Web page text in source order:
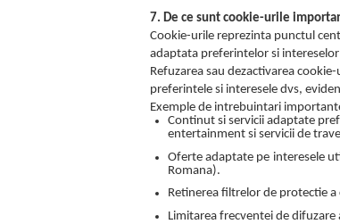
7. De ce sunt cookie-urile
Cookie-urile reprezinta punctul
adaptata preferintelor si
Refuzarea sau dezactivarea
preferintele si interesele dvs,
Exemple de intrebuintari
Continut si servicii adaptate
entertainment si servicii de
Oferte adaptate pe interesele
Romana).
Retinerea filtrelor de protectie
Limitarea frecventei de